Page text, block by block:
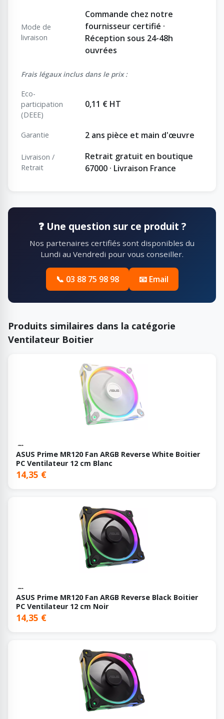
Mode de
livraison
Commande chez notre
fournisseur certifié ·
Réception sous 24-48h
ouvrées
Frais légaux inclus dans le prix :
Eco-
participation
(DEEE)
0,11 € HT
Garantie 2 ans pièce et main d'œuvre
Livraison /
Retrait
Retrait gratuit en boutique
67000 · Livraison France
❓ Une question sur ce produit ?
Nos partenaires certifiés sont disponibles du
Lundi au Vendredi pour vous conseiller.
📞 03 88 75 98 98 📧 Email
Produits similaires dans la catégorie
Ventilateur Boitier
ASUS Prime MR120 Fan ARGB Reverse White Boitier
PC Ventilateur 12 cm Blanc
14,35 €
ASUS Prime MR120 Fan ARGB Reverse Black Boitier
PC Ventilateur 12 cm Noir
14,35 €